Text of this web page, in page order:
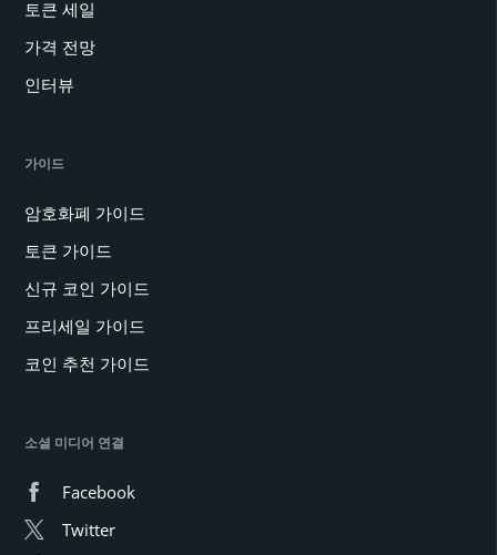
토큰 세일
가격 전망
인터뷰
가이드
암호화폐 가이드
토큰 가이드
신규 코인 가이드
프리세일 가이드
코인 추천 가이드
소셜 미디어 연결
Facebook
Twitter